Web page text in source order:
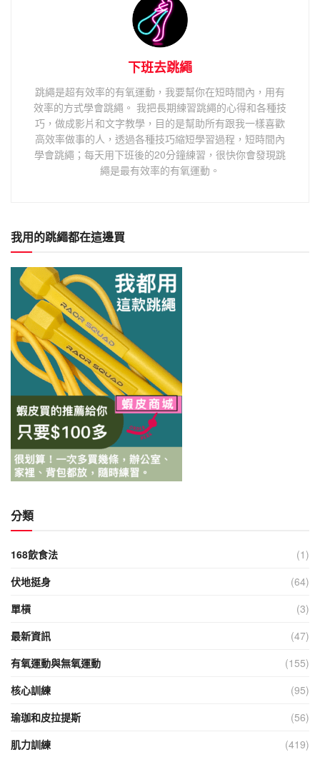
下班去跳繩
跳繩是超有效率的有氧運動，我要幫你在短時間內，用有
效率的方式學會跳繩。 我把長期練習跳繩的心得和各種技
巧，做成影片和文字教學，目的是幫助所有跟我一樣喜歡
高效率做事的人，透過各種技巧縮短學習過程，短時間內
學會跳繩；每天用下班後的20分鐘練習，很快你會發現跳
繩是最有效率的有氧運動。
我用的跳繩都在這邊買
分類
168飲食法
(1)
伏地挺身
(64)
單槓
(3)
最新資訊
(47)
有氧運動與無氧運動
(155)
核心訓練
(95)
瑜珈和皮拉提斯
(56)
肌力訓練
(419)